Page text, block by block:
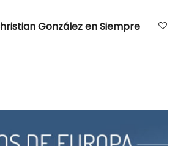
González en Siempre